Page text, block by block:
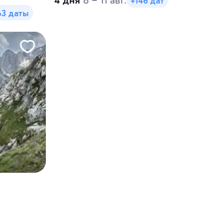
даты